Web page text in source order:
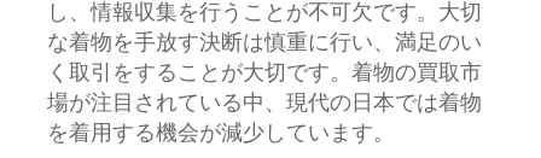
し、情報収集を行うことが不可欠です。大切
な着物を手放す決断は慎重に行い、満足のい
く取引をすることが大切です。着物の買取市
場が注目されている中、現代の日本では着物
を着用する機会が減少しています。